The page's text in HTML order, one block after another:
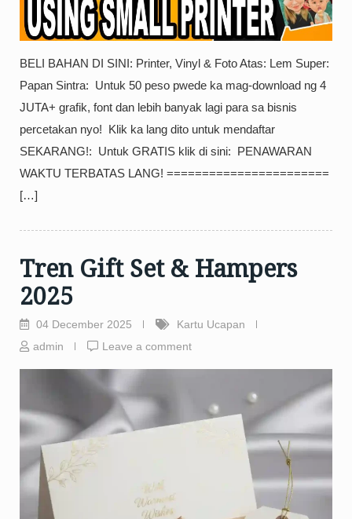
BELI BAHAN DI SINI: Printer, Vinyl & Foto Atas: Lem Super:
Papan Sintra: ️ Untuk 50 peso pwede ka mag-download ng 4
JUTA+ grafik, font dan lebih banyak lagi para sa bisnis
percetakan nyo! ️ Klik ka lang dito untuk mendaftar
SEKARANG!: ️ Untuk GRATIS klik di sini: ️ PENAWARAN
WAKTU TERBATAS LANG! ======================= ️
[…]
Tren Gift Set & Hampers
2025
04 December 2025
Kartu Ucapan
admin
Leave a comment